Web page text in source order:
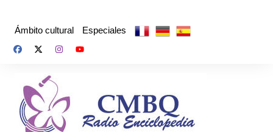
Ámbito cultural Especiales